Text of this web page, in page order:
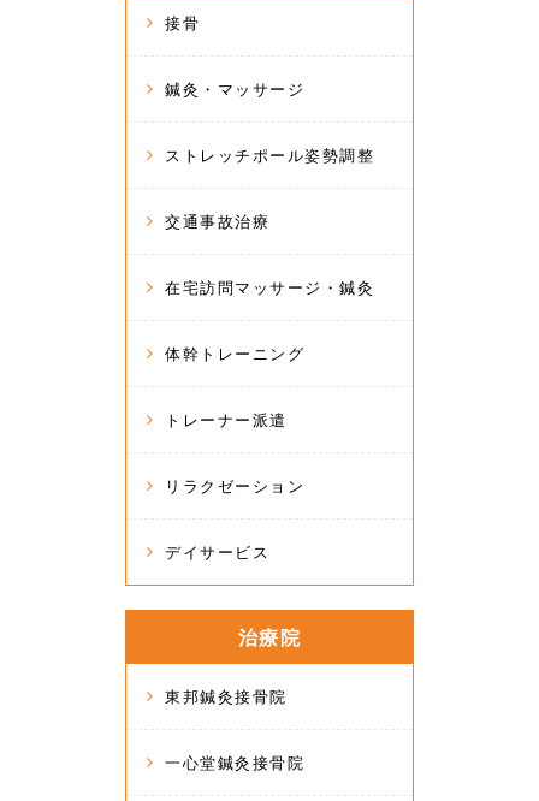
接骨
鍼灸・マッサージ
ストレッチポール姿勢調整
交通事故治療
在宅訪問マッサージ・鍼灸
体幹トレーニング
トレーナー派遣
リラクゼーション
デイサービス
治療院
東邦鍼灸接骨院
一心堂鍼灸接骨院